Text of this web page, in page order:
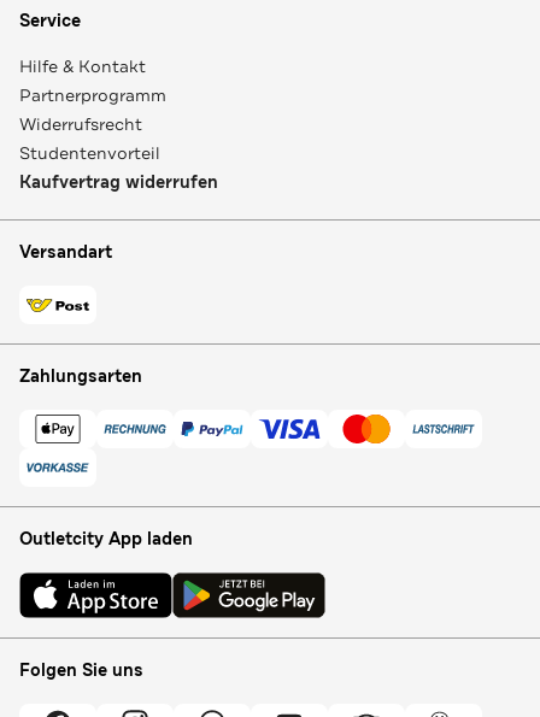
Service
Hilfe & Kontakt
Partnerprogramm
Widerrufsrecht
Studentenvorteil
Kaufvertrag widerrufen
Versandart
Zahlungsarten
Outletcity App laden
Folgen Sie uns